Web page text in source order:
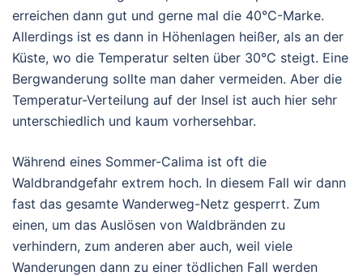
erreichen dann gut und gerne mal die 40°C-Marke.
Allerdings ist es dann in Höhenlagen heißer, als an der
Küste, wo die Temperatur selten über 30°C steigt. Eine
Bergwanderung sollte man daher vermeiden. Aber die
Temperatur-Verteilung auf der Insel ist auch hier sehr
unterschiedlich und kaum vorhersehbar.
Während eines Sommer-Calima ist oft die
Waldbrandgefahr extrem hoch. In diesem Fall wir dann
fast das gesamte Wanderweg-Netz gesperrt. Zum
einen, um das Auslösen von Waldbränden zu
verhindern, zum anderen aber auch, weil viele
Wanderungen dann zu einer tödlichen Fall werden